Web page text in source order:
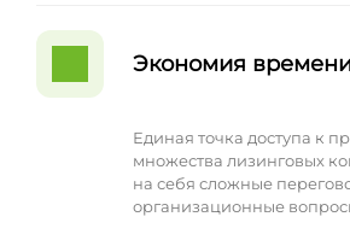
Экономия
Единая точка доступа к
множества лизинговых
на себя сложные
организационные